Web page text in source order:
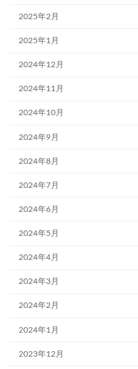
2025年2月
2025年1月
2024年12月
2024年11月
2024年10月
2024年9月
2024年8月
2024年7月
2024年6月
2024年5月
2024年4月
2024年3月
2024年2月
2024年1月
2023年12月